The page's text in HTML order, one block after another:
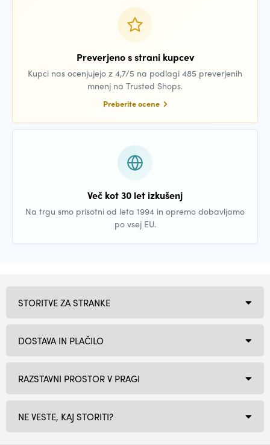
Preverjeno s strani kupcev
Kupci nas ocenjujejo z 4,7/5 na podlagi 485 preverjenih
mnenj na Trusted Shops.
Preberite ocene
Več kot 30 let izkušenj
Na trgu smo prisotni od leta 1994 in opremo dobavljamo
po vsej EU.
RAZSTAVNI PROSTOR V PRAGI
NE VESTE, KAJ STORITI?
STORITVE ZA STRANKE
DOSTAVA IN PLAČILO